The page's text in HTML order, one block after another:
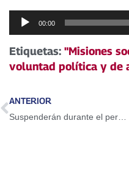
Reproductor
de
audio
00:00
Etiquetas: "Misiones
voluntad política y de
ANTERIOR
Suspenderán durante el período vacacional el canal de contraflujo en la Francisco Fajardo